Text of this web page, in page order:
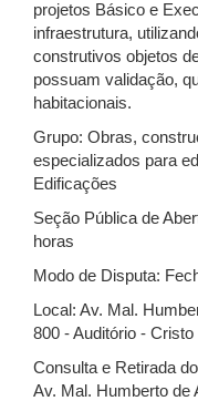
projetos Básico e
infraestrutura,
construtivos objetos
possuam validação,
habitacionais.
Grupo: Obras,
especializados para
Edificações
Seção Pública de
horas
Modo de Disputa:
Local: Av. Mal.
800 - Auditório -
Consulta e Retirada
Av. Mal. Humberto de